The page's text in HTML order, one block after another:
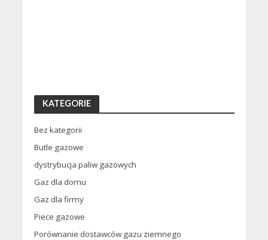
KATEGORIE
Bez kategorii
Butle gazowe
dystrybucja paliw gazowych
Gaz dla domu
Gaz dla firmy
Piece gazowe
Porównanie dostawców gazu ziemnego